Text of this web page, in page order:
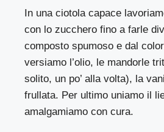
In una ciotola capace
con lo zucchero fino a farle
composto spumoso e dal
versiamo l’olio, le mandorle
solito, un po’ alla volta), la
frullata. Per ultimo uniamo il
amalgamiamo con cura.